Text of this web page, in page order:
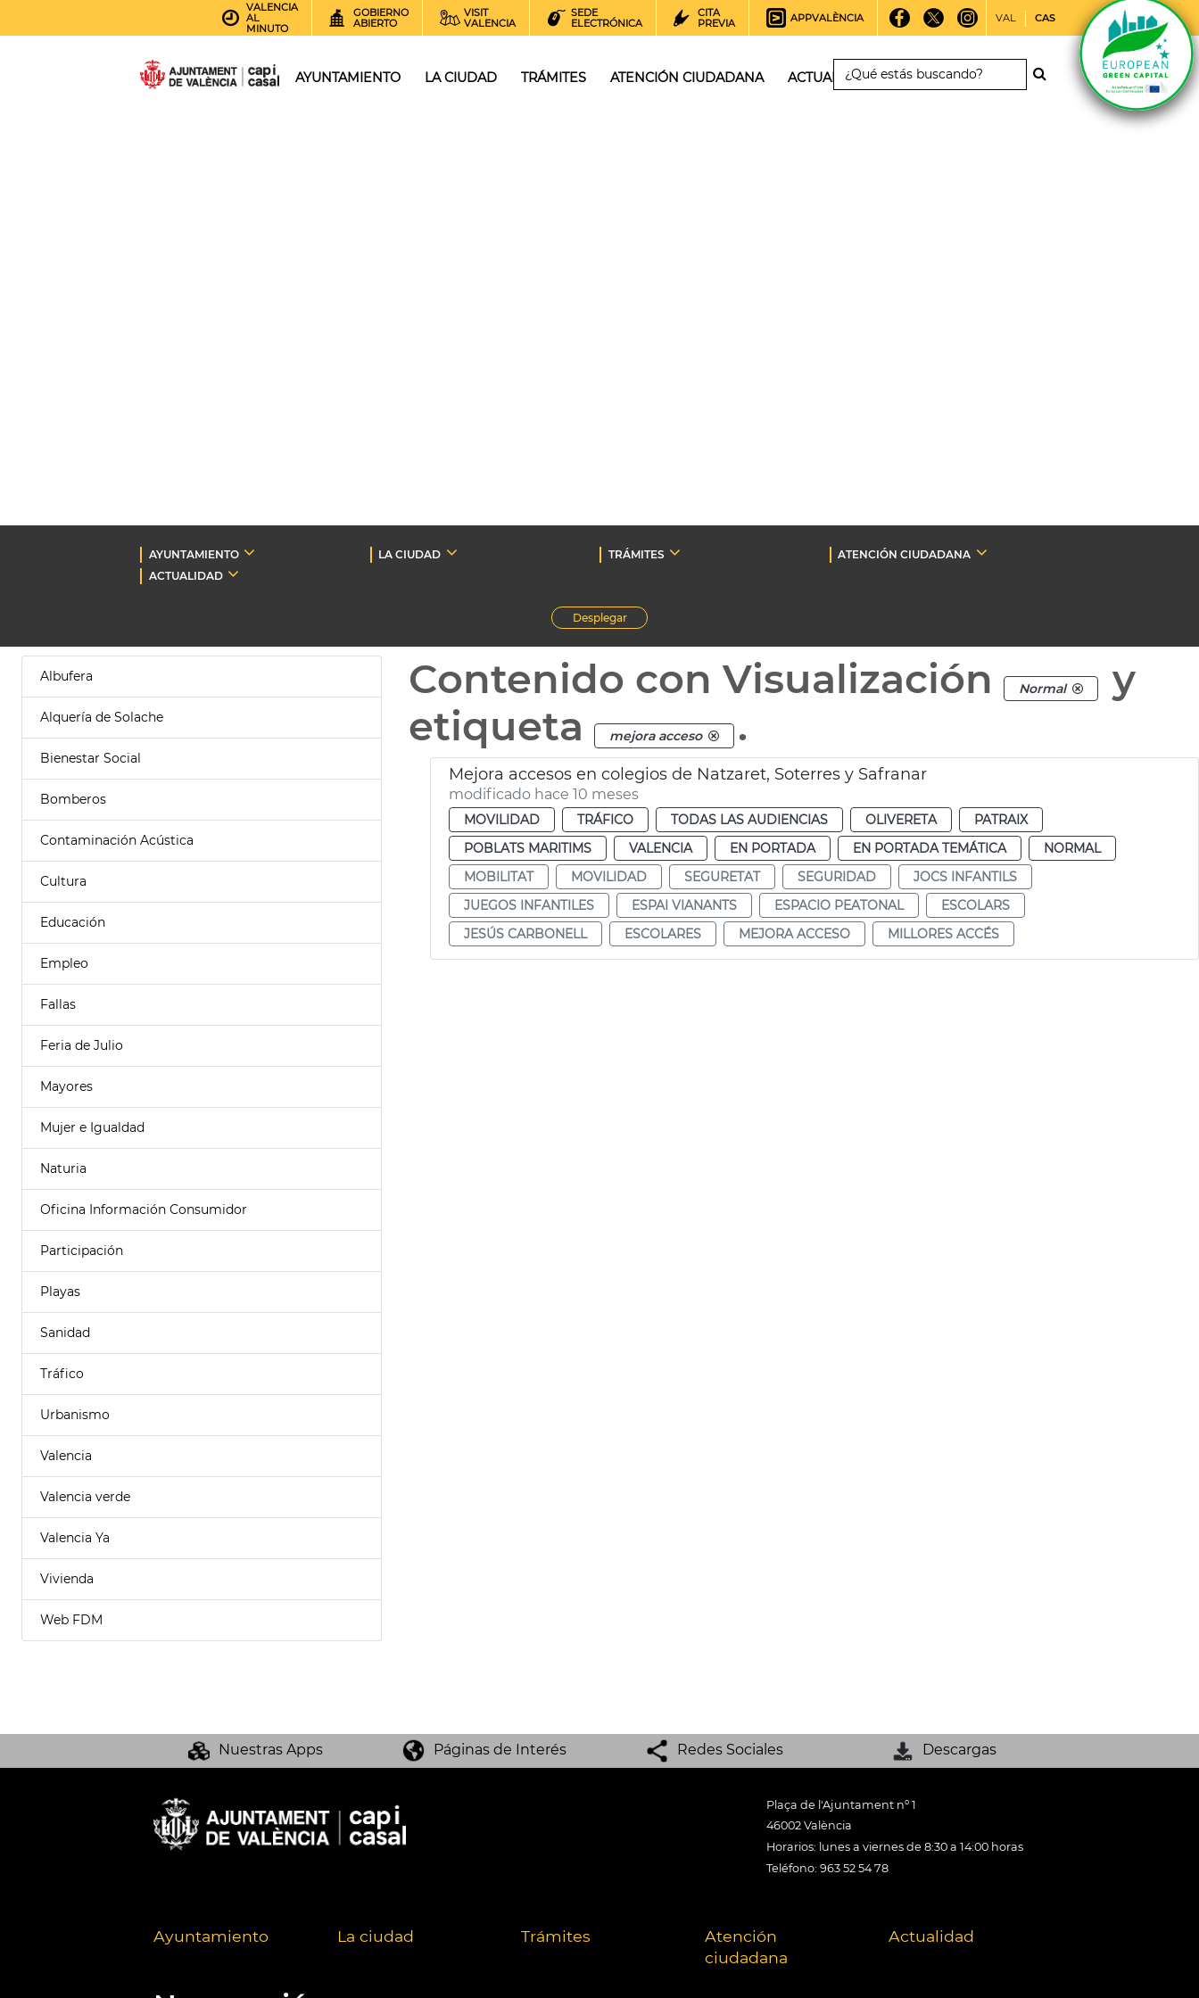
VALENCIA
AL
MINUTO
GOBIERNO
ABIERTO
VISIT
VALENCIA
SEDE
ELECTRÓNICA
CITA
PREVIA
APPVALÈNCIA VAL CAS
AYUNTAMIENTO LA CIUDAD TRÁMITES ATENCIÓN CIUDADANA ACTUALIDAD
AYUNTAMIENTO LA CIUDAD TRÁMITES
ATENCIÓN CIUDADANA
ACTUALIDAD
Desplegar
Albufera
Alquería de Solache
Bienestar Social
Bomberos
Contaminación Acústica
Cultura
Educación
Empleo
Fallas
Feria de Julio
Mayores
Mujer e Igualdad
Naturia
Oficina Información Consumidor
Participación
Playas
Sanidad
Tráfico
Urbanismo
Valencia
Valencia verde
Valencia Ya
Vivienda
Web FDM
Contenido con Visualización Normal
y
etiqueta
mejora acceso .
Mejora accesos en colegios de Natzaret, Soterres y Safranar
modificado hace 10 meses
MOVILIDAD TRÁFICO TODAS LAS AUDIENCIAS OLIVERETA
PATRAIX
POBLATS MARITIMS
VALENCIA EN PORTADA EN PORTADA TEMÁTICA
NORMAL
MOBILITAT
MOVILIDAD SEGURETAT SEGURIDAD
JOCS INFANTILS
JUEGOS INFANTILES
ESPAI VIANANTS ESPACIO PEATONAL
ESCOLARS
JESÚS CARBONELL
ESCOLARES MEJORA ACCESO MILLORES ACCÉS
Nuestras Apps Páginas de Interés Redes Sociales Descargas
Plaça de l'Ajuntament nº 1
46002 València
Horarios: lunes a viernes de 8:30 a 14:00 horas
Teléfono: 963 52 54 78
Ayuntamiento La ciudad Trámites
Atención
ciudadana
Actualidad